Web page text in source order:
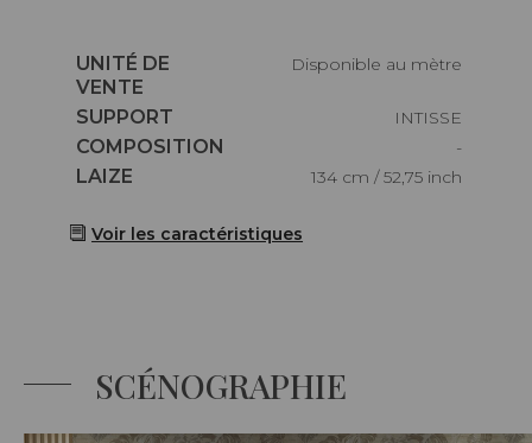
Caractéristiques
UNITÉ DE
VENTE
Disponible au mètre
Caractéristiques
SUPPORT
INTISSE
Caractéristiques
COMPOSITION
-
Caractéristiques
LAIZE 134 cm / 52,75 inch
Voir les caractéristiques
SCÉNOGRAPHIE